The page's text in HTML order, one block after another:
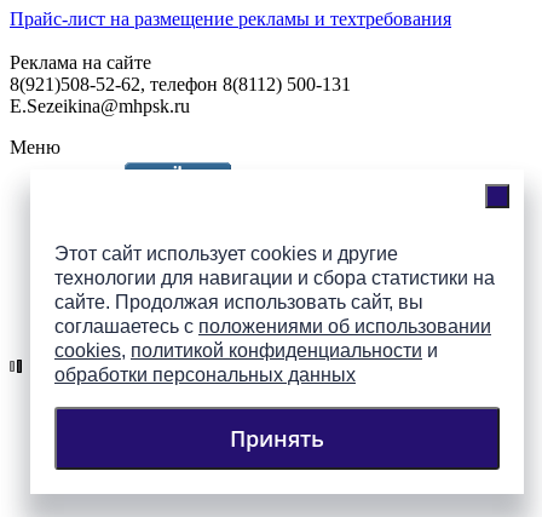
Этот сайт использует cookies и другие
технологии для навигации и сбора статистики на
сайте. Продолжая использовать сайт, вы
соглашаетесь с положениями об использовании
cookies, политикой конфиденциальности и
обработки персональных данных
Принять
Прайс-лист на размещение рекламы и техтребования
Реклама на сайте
8(921)508-52-62, телефон 8(8112) 500-131
E.Sezeikina@mhpsk.ru
Меню
Подпишись на группы
ПАИ в соцсетях!